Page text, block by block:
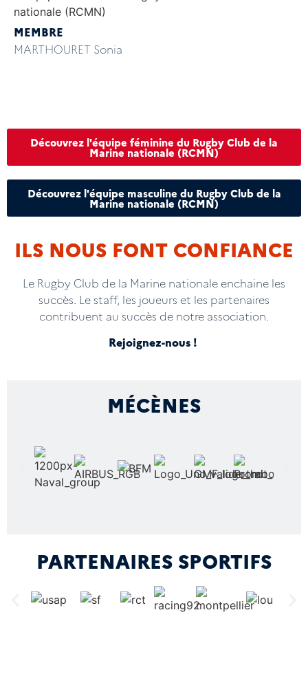
MEMBRE
MARTHOURET Sonia
Découvrez l'équipe féminine du Rugby Club de la
Marine nationale (RCMN)
Découvrez l'équipe masculine du Rugby Club de la
Marine nationale (RCMN)
ILS NOUS FONT CONFIANCE
Le Rugby Club de la Marine nationale enchaine les
succès. Le staff, les joueurs et les partenaires
contribuent au succès de notre association.
Rejoignez-nous !
MÉCÈNES
PARTENAIRES SPORTIFS